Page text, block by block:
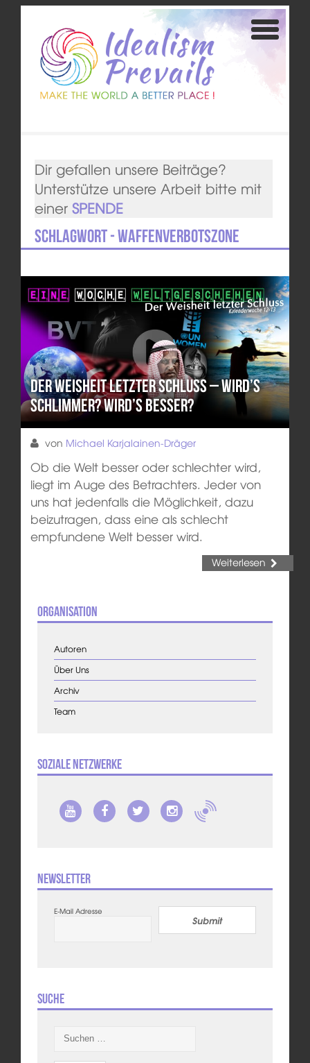
Dir gefallen unsere Beiträge?
Unterstütze unsere Arbeit bitte mit
einer SPENDE
Schlagwort - Waffenverbotszone
Der Weisheit letzter Schluss – Wird’s
schlimmer? Wird’s besser?
von Michael Karjalainen-Dräger
Ob die Welt besser oder schlechter wird,
liegt im Auge des Betrachters. Jeder von
uns hat jedenfalls die Möglichkeit, dazu
beizutragen, dass eine als schlecht
empfundene Welt besser wird.
Weiterlesen
Organisation
Autoren
Über Uns
Archiv
Team
Soziale Netzwerke
Newsletter
E-Mail Adresse
Submit
Suche
nach: